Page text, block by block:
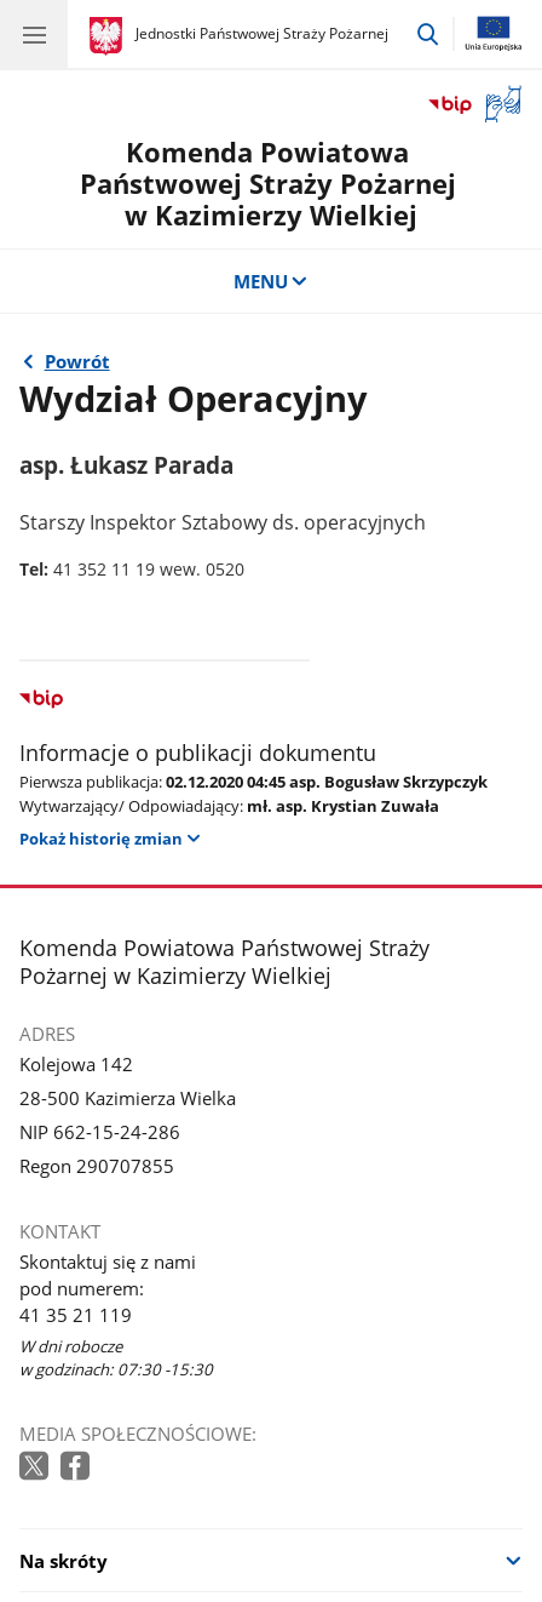
gov.pl
Jednostki Państwowej Straży Pożarnej
gov.pl
Jednostki
przejdź
okno
Komenda Powiatowa
Państwowej Straży Pożarnej
w Kazimierzy Wielkiej
MENU
Powrót
Wydział Operacyjny
asp. Łukasz Parada
Starszy Inspektor Sztabowy ds. operacyjnych
Tel: 41 352 11 19 wew. 0520
Informacje o publikacji dokumentu
Pierwsza publikacja:02.12.2020 04:45 asp. Bogusław Skrzypczyk
Wytwarzający/ Odpowiadający: mł. asp. Krystian Zuwała
Pokaż historię zmian
stopka
Komenda Powiatowa Państwowej Straży
Pożarnej w Kazimierzy Wielkiej
ADRES
Kolejowa 142
28-500 Kazimierza Wielka
NIP 662-15-24-286
Regon 290707855
KONTAKT
Skontaktuj się z nami
pod numerem:
41 35 21 119
W dni robocze
w godzinach: 07:30 -15:30
MEDIA SPOŁECZNOŚCIOWE:
Na skróty